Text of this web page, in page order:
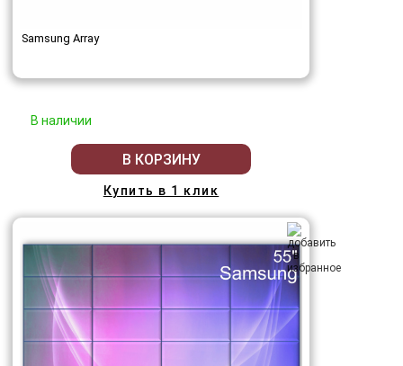
Samsung Array
В наличии
В КОРЗИНУ
Купить в 1 клик